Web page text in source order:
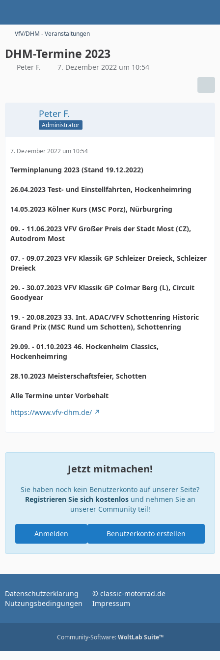
VfV/DHM - Veranstaltungen
DHM-Termine 2023
Peter F. 7. Dezember 2022 um 10:54
Peter F.
Administrator
7. Dezember 2022 um 10:54
Terminplanung 2023 (Stand 19.12.2022)
26.04.2023 Test- und Einstellfahrten, Hockenheimring
14.05.2023 Kölner Kurs (MSC Porz), Nürburgring
09. - 11.06.2023 VFV Großer Preis der Stadt Most (CZ),
Autodrom Most
07. - 09.07.2023 VFV Klassik GP Schleizer Dreieck, Schleizer
Dreieck
29. - 30.07.2023 VFV Klassik GP Colmar Berg (L), Circuit
Goodyear
19. - 20.08.2023 33. Int. ADAC/VFV Schottenring Historic
Grand Prix (MSC Rund um Schotten), Schottenring
29.09. - 01.10.2023 46. Hockenheim Classics,
Hockenheimring
28.10.2023 Meisterschaftsfeier, Schotten
Alle Termine unter Vorbehalt
https://www.vfv-dhm.de/
Jetzt mitmachen!
Sie haben noch kein Benutzerkonto auf unserer Seite?
Registrieren Sie sich kostenlosund nehmen Sie an
unserer Community teil!
Benutzerkonto erstellen
Anmelden
Datenschutzerklärung
Nutzungsbedingungen
© classic-motorrad.de
Impressum
Community-Software:WoltLab Suite™